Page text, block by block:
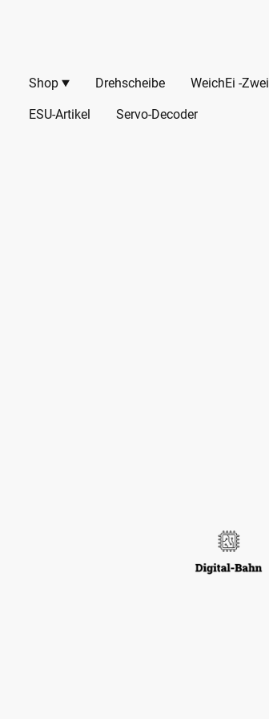
Shop Drehscheibe WeichEi -Zwei
ESU-Artikel Servo-Decoder